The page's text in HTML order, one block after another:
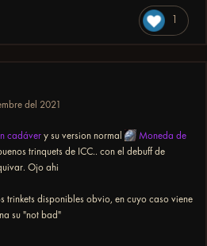
1
del 2021
cadáver y su version normal
Moneda de
trinquets de ICC.. con el debuff de
Ojo ahi
trinkets disponibles obvio, en cuyo caso viene
su "not bad"